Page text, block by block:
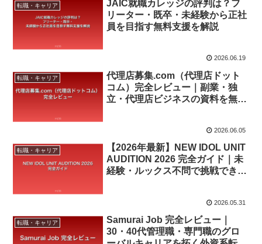
転職・キャリア
JAIC就職カレッジの評判は？フ
リーター・既卒・未経験から正社
員を目指す無料支援を解説
2026.06.19
転職・キャリア
代理店募集.com（代理店ドット
コム）完全レビュー｜副業・独
立・代理店ビジネスの資料を無料
2026.06.05
転職・キャリア
【2026年最新】NEW IDOL UNIT
AUDITION 2026 完全ガイド｜未
経験・ルックス不問で挑戦できる
2026.05.31
転職・キャリア
Samurai Job 完全レビュー｜
30・40代管理職・専門職のグロ